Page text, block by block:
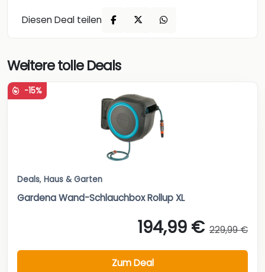
Diesen Deal teilen
Weitere tolle Deals
-15%
Deals, Haus & Garten
Gardena Wand-Schlauchbox Rollup XL
194,99 € 229,99 €
Zum Deal